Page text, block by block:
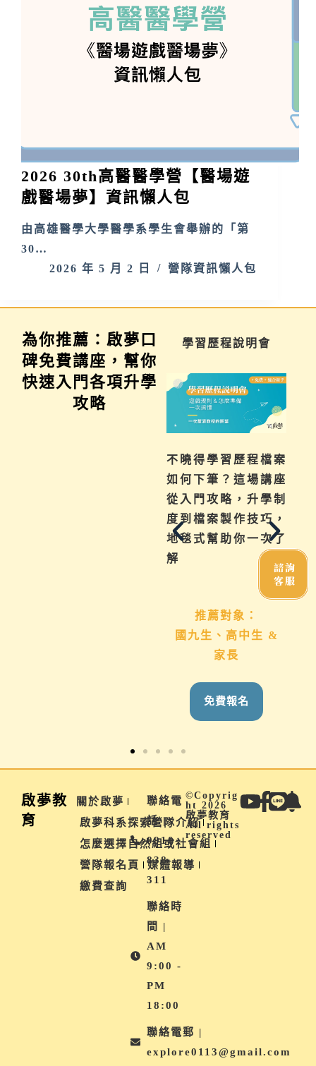
2026 30th高醫醫學營【醫場遊
戲醫場夢】資訊懶人包
由高雄醫學大學醫學系學生會舉辦的「第
30…
2026 年 5 月 2 日
營隊資訊懶人包
為你推薦：啟夢口
碑免費講座，幫你
快速入門各項升學
攻略
學習歷程說明會 科系探索講座
啟夢獨家「系統化科
系探索方法」是什
麼？快速教你了解如
何探索興趣科系與未
來職業。
推薦對象：
想了解班群、類組、
科系方向者
啟夢教
育
關於啟夢
啟夢科系探索營隊介紹
怎麼選擇自然組或社會組
營隊報名頁
媒體報導
繳費查詢
聯絡電
話 |
0910-
838-
311
聯絡時
間 |
AM
9:00 -
PM
18:00
聯絡電郵 |
explore0113@gmail.com
©Copyrig
ht 2026
啟夢教育
All rights
reserved
諮詢
客服